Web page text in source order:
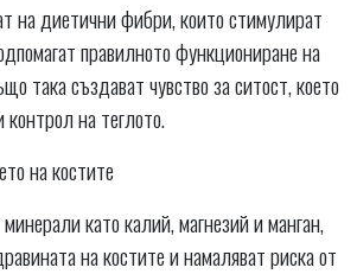
на диетични фибри, които стимулират
правилното функциониране на
така създават чувство за ситост, което
на теглото.
на костите
като калий, магнезий и манган,
на костите и намаляват риска от